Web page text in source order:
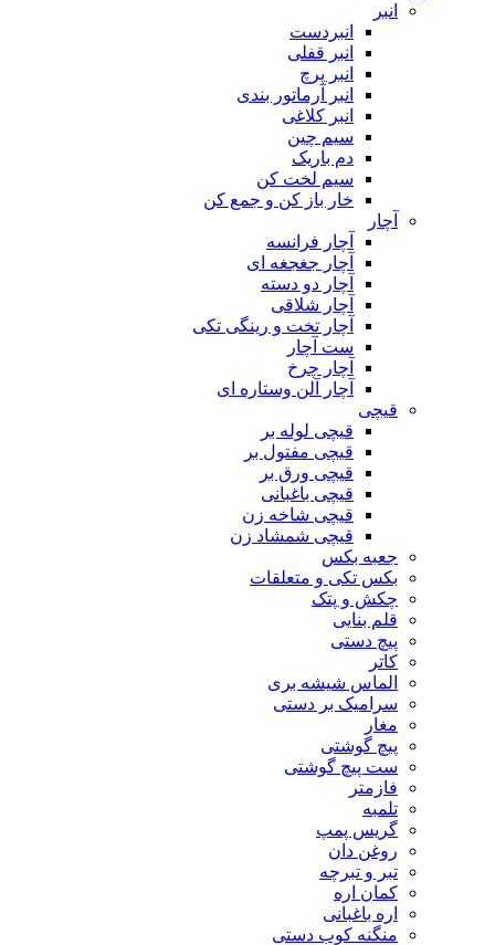
انبر
انبردست
انبر قفلی
انبر پرچ
انبر آرماتور بندی
انبر کلاغی
سیم چین
دم باریک
سیم لخت کن
خار باز کن و جمع کن
آچار
آچار فرانسه
آچار جغجغه ای
آچار دو دسته
آچار شلاقی
آچار تخت و رینگی تکی
ست آچار
آچار چرخ
آچار آلن وستاره ای
قیچی
قیچی لوله بر
قیچی مفتول بر
قیچی ورق بر
قیچی باغبانی
قیچی شاخه زن
قیچی شمشاد زن
جعبه بکس
بکس تکی و متعلقات
چکش و پتک
قلم بنایی
پیچ دستی
کاتر
الماس شیشه بری
سرامیک بر دستی
مغار
پیچ گوشتی
ست پیچ گوشتی
فازمتر
تلمبه
گریس پمپ
روغن دان
تبر و تبرچه
کمان اره
اره باغبانی
منگنه کوب دستی